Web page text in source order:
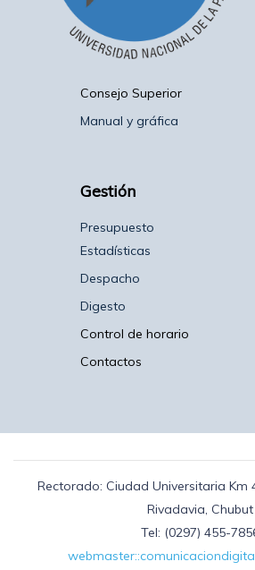
Consejo Superior
Manual y gráfica
Gestión
Presupuesto
Estadísticas
Despacho
Digesto
Control de horario
Contactos
Rectorado: Ciudad Universitaria Km
Rivadavia, Chubut
Tel: (0297) 455-